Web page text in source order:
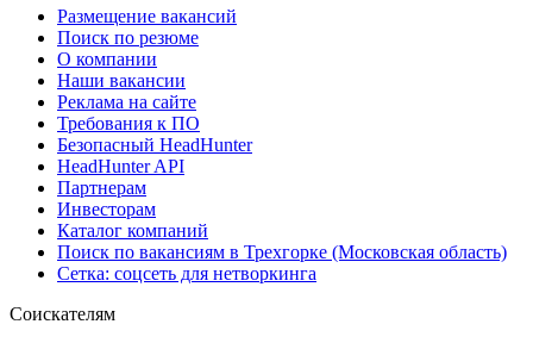
Размещение вакансий
Поиск по резюме
О компании
Наши вакансии
Реклама на сайте
Требования к ПО
Безопасный HeadHunter
HeadHunter API
Партнерам
Инвесторам
Каталог компаний
Поиск по вакансиям в Трехгорке (Московская область)
Сетка: соцсеть для нетворкинга
Соискателям